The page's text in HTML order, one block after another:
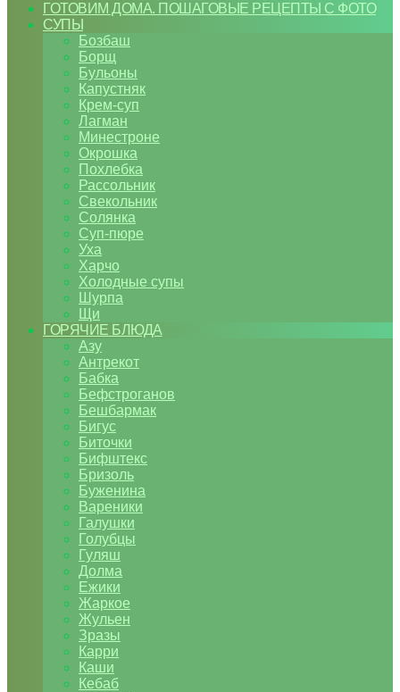
ГОТОВИМ ДОМА. ПОШАГОВЫЕ РЕЦЕПТЫ С ФОТО
СУПЫ
Бозбаш
Борщ
Бульоны
Капустняк
Крем-суп
Лагман
Минестроне
Окрошка
Похлебка
Рассольник
Свекольник
Солянка
Суп-пюре
Уха
Харчо
Холодные супы
Шурпа
Щи
ГОРЯЧИЕ БЛЮДА
Азу
Антрекот
Бабка
Бефстроганов
Бешбармак
Бигус
Биточки
Бифштекс
Бризоль
Буженина
Вареники
Галушки
Голубцы
Гуляш
Долма
Ежики
Жаркое
Жульен
Зразы
Карри
Каши
Кебаб